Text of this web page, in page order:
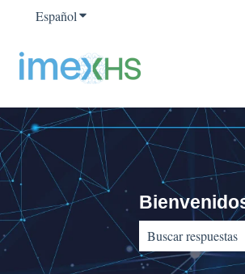
EspañolTraducciones de Mostrar
No hay